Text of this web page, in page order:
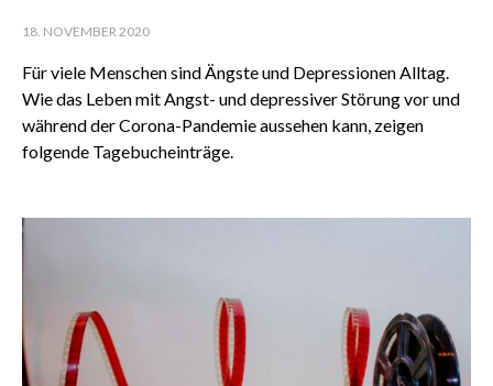
18. NOVEMBER 2020
Für viele Menschen sind Ängste und Depressionen Alltag.
Wie das Leben mit Angst- und depressiver Störung vor und
während der Corona-Pandemie aussehen kann, zeigen
folgende Tagebucheinträge.